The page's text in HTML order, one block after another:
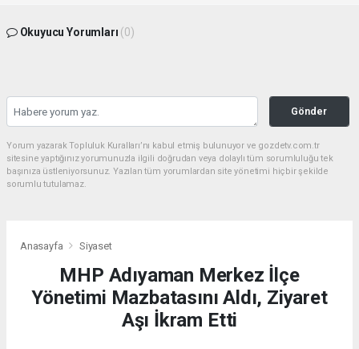
Okuyucu Yorumları (0)
Gönder
Yorum yazarak Topluluk Kuralları’nı kabul etmiş bulunuyor ve gozdetv.com.tr
sitesine yaptığınız yorumunuzla ilgili doğrudan veya dolaylı tüm sorumluluğu tek
başınıza üstleniyorsunuz. Yazılan tüm yorumlardan site yönetimi hiçbir şekilde
sorumlu tutulamaz.
Anasayfa Siyaset
MHP Adıyaman Merkez İlçe
Yönetimi Mazbatasını Aldı, Ziyaret
Aşı İkram Etti